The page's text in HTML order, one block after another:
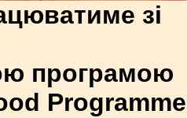
зі
програмою
Programme